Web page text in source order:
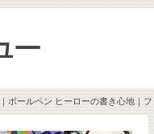
ボールペン ヒーローの書き心地｜